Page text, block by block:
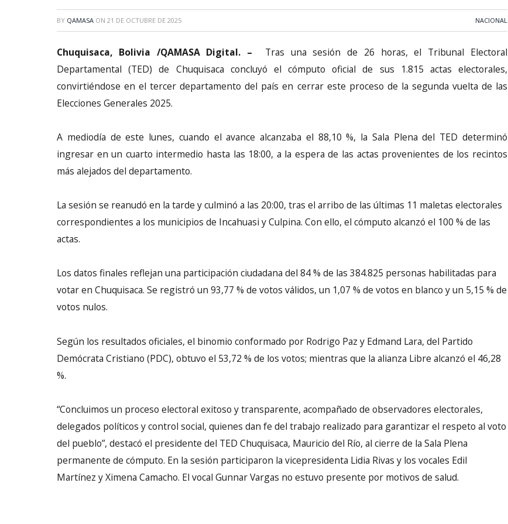
BY QAMASA ON 21 DE OCTUBRE DE 2025 NACIONAL
Chuquisaca, Bolivia /QAMASA Digital. –
Tras una sesión de 26 horas, el Tribunal Electoral
Departamental (TED) de Chuquisaca concluyó el cómputo oficial de sus 1.815 actas electorales,
convirtiéndose en el tercer departamento del país en cerrar este proceso de la segunda vuelta de las
Elecciones Generales 2025.
A mediodía de este lunes, cuando el avance alcanzaba el 88,10 %, la Sala Plena del TED determinó
ingresar en un cuarto intermedio hasta las 18:00, a la espera de las actas provenientes de los recintos
más alejados del departamento.
La sesión se reanudó en la tarde y culminó a las 20:00, tras el arribo de las últimas 11 maletas electorales
correspondientes a los municipios de Incahuasi y Culpina. Con ello, el cómputo alcanzó el 100 % de las
actas.
Los datos finales reflejan una participación ciudadana del 84 % de las 384.825 personas habilitadas para
votar en Chuquisaca. Se registró un 93,77 % de votos válidos, un 1,07 % de votos en blanco y un 5,15 % de
votos nulos.
Según los resultados oficiales, el binomio conformado por Rodrigo Paz y Edmand Lara, del Partido
Demócrata Cristiano (PDC), obtuvo el 53,72 % de los votos; mientras que la alianza Libre alcanzó el 46,28
%.
“Concluimos un proceso electoral exitoso y transparente, acompañado de observadores electorales,
delegados políticos y control social, quienes dan fe del trabajo realizado para garantizar el respeto al voto
del pueblo”, destacó el presidente del TED Chuquisaca, Mauricio del Río, al cierre de la Sala Plena
permanente de cómputo. En la sesión participaron la vicepresidenta Lidia Rivas y los vocales Edil
Martínez y Ximena Camacho. El vocal Gunnar Vargas no estuvo presente por motivos de salud.